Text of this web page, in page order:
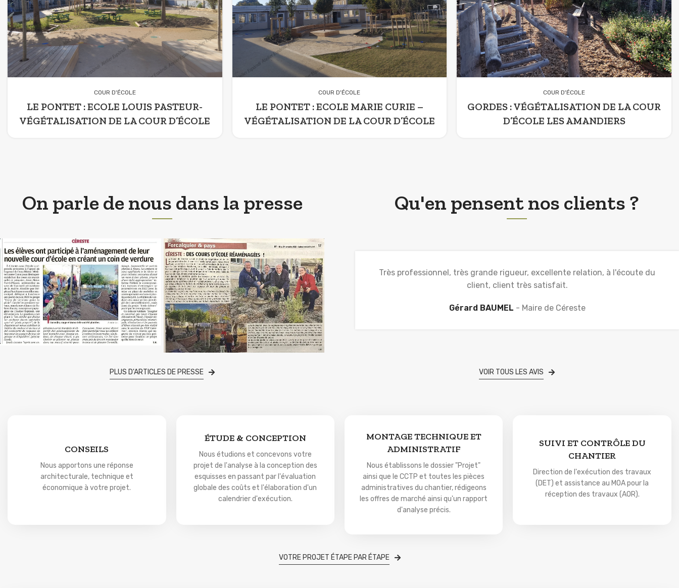
COUR D'ÉCOLE
LE PONTET : ECOLE LOUIS PASTEUR-
VÉGÉTALISATION DE LA COUR D’ÉCOLE
COUR D'ÉCOLE
LE PONTET : ECOLE MARIE CURIE –
VÉGÉTALISATION DE LA COUR D’ÉCOLE
COUR D'ÉCOLE
GORDES : VÉGÉTALISATION DE LA COUR
D’ÉCOLE LES AMANDIERS
On parle de nous dans la presse
PLUS D'ARTICLES DE PRESSE
Qu'en pensent nos clients ?
La maîtrise d'œuvre de M. Barety a été accomplie sans faille :
professionnalisme, régularité dans les échanges, ponctualité et disponibilité,
à l'écoute des élus, bienveillance rigoureuse envers les entreprises.
Nicole GIRARD Mairie des Taillades
Très professionnel, très grande rigueur, excellente relation, à l'écoute du
client, client très satisfait.
Gérard BAUMEL Maire de Céreste
VOIR TOUS LES AVIS
CONSEILS
Nous apportons une réponse
architecturale, technique et
économique à votre projet.
ÉTUDE & CONCEPTION
Nous étudions et concevons votre
projet de l'analyse à la conception des
esquisses en passant par l'évaluation
globale des coûts et l'élaboration d'un
calendrier d'exécution.
MONTAGE TECHNIQUE ET
ADMINISTRATIF
Nous établissons le dossier "Projet"
ainsi que le CCTP et toutes les pièces
administratives du chantier, rédigeons
les offres de marché ainsi qu'un rapport
d'analyse précis.
SUIVI ET CONTRÔLE DU
CHANTIER
Direction de l'exécution des travaux
(DET) et assistance au MOA pour la
réception des travaux (AOR).
VOTRE PROJET ÉTAPE PAR ÉTAPE